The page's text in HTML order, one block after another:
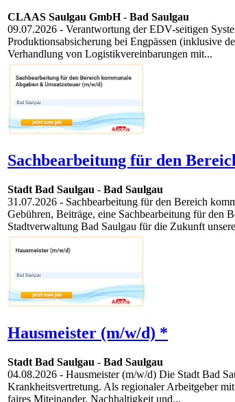
CLAAS Saulgau GmbH- Bad Saulgau
09.07.2026 - Verantwortung der EDV-seitigen
Produktionsabsicherung bei Engpässen (inklusive
Verhandlung von Logistikvereinbarungen mit...
Sachbearbeitung für den
Stadt Bad Saulgau - Bad Saulgau
31.07.2026 - Sachbearbeitung für den Bereich
Gebühren, Beiträge, eine Sachbearbeitung für den
Stadtverwaltung Bad Saulgau für die Zukunft
Hausmeister (m/w/d) *
Stadt Bad Saulgau - Bad Saulgau
04.08.2026 - Hausmeister (m/w/d) Die Stadt Bad
Krankheitsvertretung. Als regionaler Arbeitgeber
faires Miteinander, Nachhaltigkeit und...